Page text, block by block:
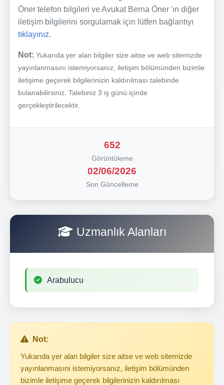
Öner telefon bilgileri ve Avukat Berna Öner 'ın diğer
iletişim bilgilerini sorgulamak için lütfen bağlantıyı
tıklayınız.
Not: Yukarıda yer alan bilgiler size aitse ve web sitemizde
yayınlanmasını istemiyorsanız, iletişim bölümünden bizimle
iletişime geçerek bilgilerinizin kaldırılması talebinde
bulanabilirsiniz. Talebiniz 3 iş günü içinde
gerçekleştirilecektir.
652
Görüntüleme
02/06/2026
Son Güncelleme
Uzmanlık Alanları
Arabulucu
Not:
Yukarıda yer alan bilgiler size aitse ve web sitemizde
yayınlanmasını istemiyorsanız, iletişim bölümünden
bizimle iletişime geçerek bilgilerinizin kaldırılması